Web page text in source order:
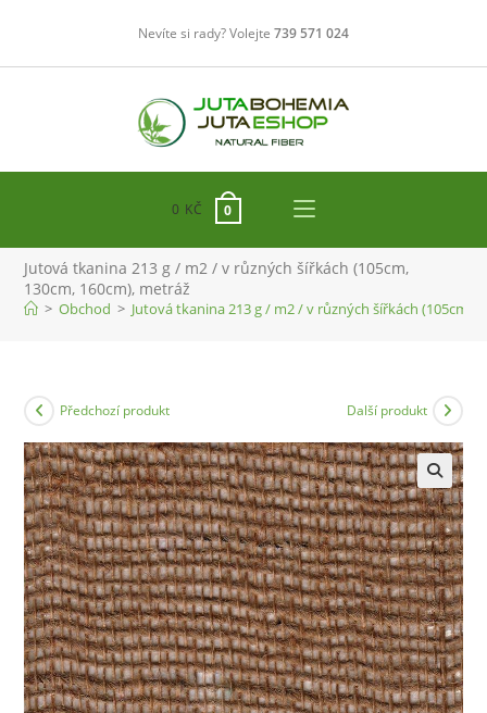
obsahu
Nevíte si rady? Volejte 739 571 024
0 KČ 0
Jutová tkanina 213 g / m2 / v různých šířkách (105cm,
130cm, 160cm), metráž
> Obchod > Jutová tkanina 213 g / m2 / v různých šířkách (105cm,
Předchozí produkt Další produkt
🔍